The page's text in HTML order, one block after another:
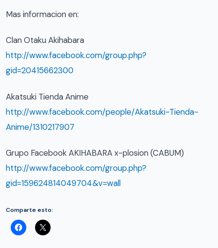
Mas informacion en:
Clan Otaku Akihabara
http://www.facebook.com/group.php?
gid=20415662300
Akatsuki Tienda Anime
http://www.facebook.com/people/Akatsuki-Tienda-
Anime/1310217907
Grupo Facebook AKIHABARA x-plosion (CABUM)
http://www.facebook.com/group.php?
gid=159624814049704&v=wall
Comparte esto: